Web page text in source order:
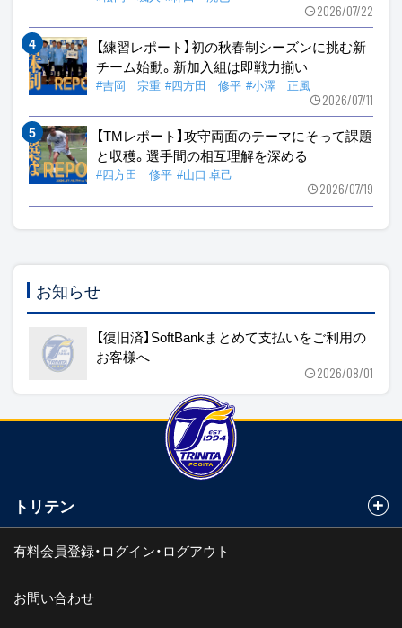
2026/07/22
【練習レポート】初の秋春制シーズンに挑む新
チーム始動。新加入組は即戦力揃い
#吉岡 宗重 #四方田 修平 #小澤 正風
2026/07/11
【TMレポート】攻守両面のテーマにそって課題
と収穫。選手間の相互理解を深める
#四方田 修平 #山口 卓己
2026/07/19
お知らせ
【復旧済】SoftBankまとめて支払いをご利用の
お客様へ
2026/08/01
トリテン
有料会員登録・ログイン・ログアウト
お問い合わせ